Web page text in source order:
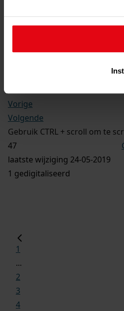
Folio:
Vorige
Volgende
Gebruik CTRL + scroll om te
laatste wijziging 24-05-2019
1 gedigitaliseerd
1
...
2
3
4